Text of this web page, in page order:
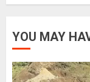
1
YOU MAY